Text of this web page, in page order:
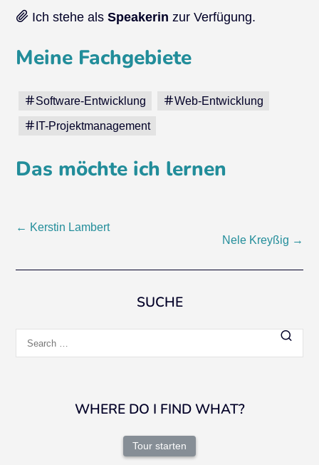
Ich stehe alsSpeakerin zur Verfügung.
Meine Fachgebiete
Software-Entwicklung Web-Entwicklung
IT-Projektmanagement
Das möchte ich lernen
Post
← Kerstin Lambert
Nele Kreyßig →
SUCHE
for:
WHERE DO I FIND WHAT?
Tour starten